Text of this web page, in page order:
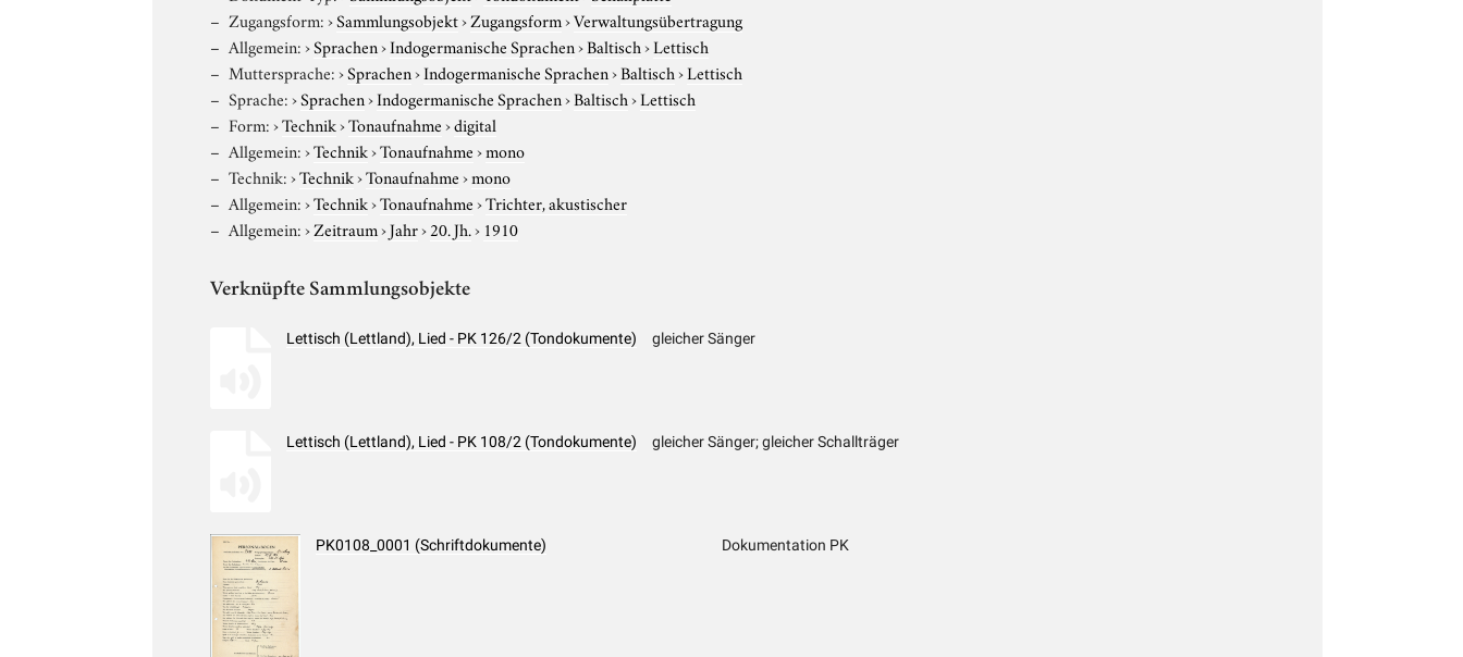
Zugangsform:›Sammlungsobjekt›Zugangsform›Verwaltungsübertragung
Allgemein:›Sprachen›Indogermanische Sprachen›Baltisch›Lettisch
Muttersprache:›Sprachen›Indogermanische Sprachen›Baltisch›Lettisch
Sprache:›Sprachen›Indogermanische Sprachen›Baltisch›Lettisch
Form:›Technik›Tonaufnahme›digital
Allgemein:›Technik›Tonaufnahme›mono
Technik:›Technik›Tonaufnahme›mono
Allgemein:›Technik›Tonaufnahme›Trichter, akustischer
Allgemein:›Zeitraum›Jahr›20. Jh.› 1910
Verknüpfte Sammlungsobjekte
Lettisch (Lettland), Lied - PK 126/2 (Tondokumente) gleicher Sänger
Lettisch (Lettland), Lied - PK 108/2 (Tondokumente) gleicher Sänger; gleicher Schallträger
PK0108_0001 (Schriftdokumente) Dokumentation PK